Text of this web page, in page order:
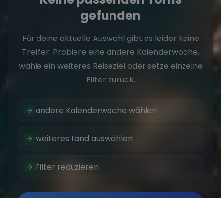
gefunden
Für deine aktuelle Auswahl gibt es leider keine
Treffer. Probiere eine andere Kalenderwoche,
wähle ein weiteres Reiseziel oder setze einzelne
Filter zurück.
andere Kalenderwoche wählen
weiteres Land auswählen
Filter reduzieren